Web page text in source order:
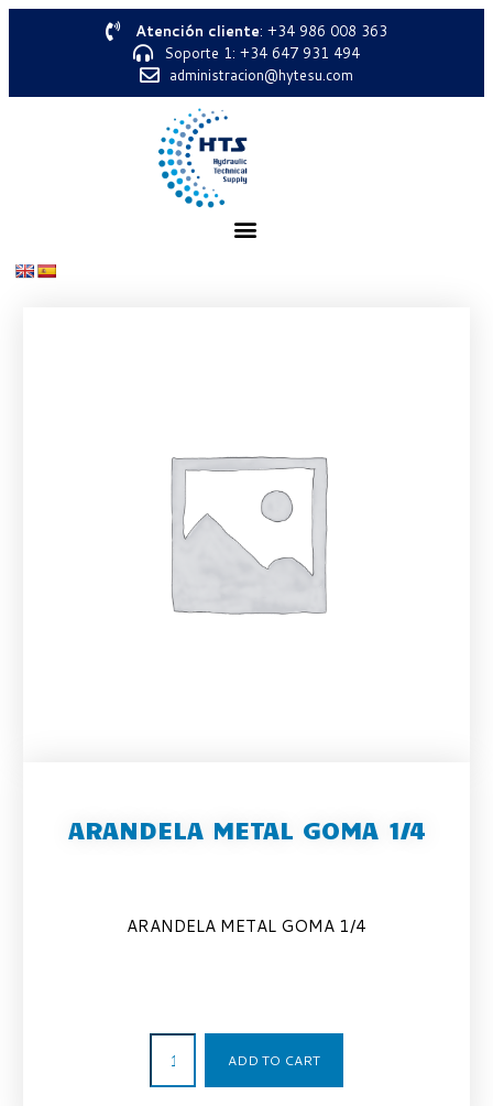
Atención cliente: +34 986 008 363
Soporte 1: +34 647 931 494
administracion@hytesu.com
ARANDELA METAL GOMA 1/4
ARANDELA METAL GOMA 1/4
ADD TO CART